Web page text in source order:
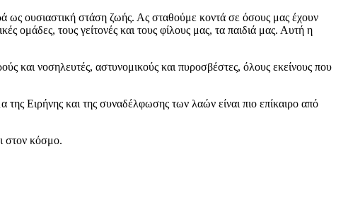
ως ουσιαστική στάση ζωής. Ας σταθούμε κοντά σε όσους μας έχουν
ομάδες, τους γείτονές και τους φίλους μας, τα παιδιά μας. Αυτή η
και νοσηλευτές, αστυνομικούς και πυροσβέστες, όλους εκείνους που
Ειρήνης και της συναδέλφωσης των λαών είναι πιο επίκαιρο από
στον κόσμο.